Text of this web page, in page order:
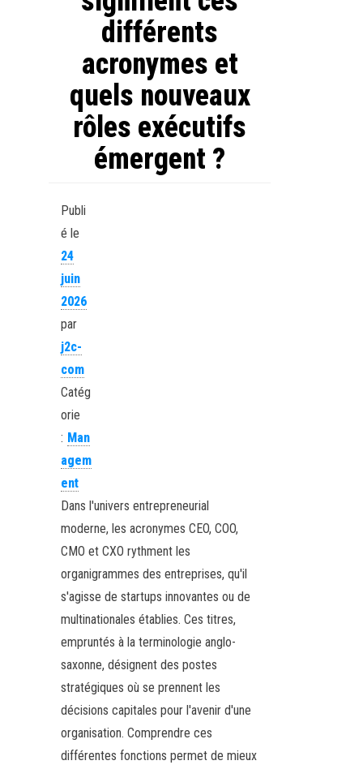
différents
acronymes et
quels nouveaux
rôles exécutifs
émergent ?
Publi
é le
24
juin
2026
par
j2c-
com
Catég
orie
: Man
agem
ent
Dans l'univers entrepreneurial
moderne, les acronymes CEO, COO,
CMO et CXO rythment les
organigrammes des entreprises, qu'il
s'agisse de startups innovantes ou de
multinationales établies. Ces titres,
empruntés à la terminologie anglo-
saxonne, désignent des postes
stratégiques où se prennent les
décisions capitales pour l'avenir d'une
organisation. Comprendre ces
différentes fonctions permet de mieux